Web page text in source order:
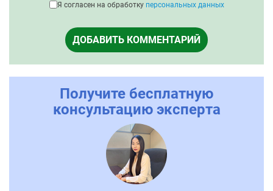
Я согласен на обработку персональных данных
ДОБАВИТЬ КОММЕНТАРИЙ
Получите бесплатную
консультацию эксперта